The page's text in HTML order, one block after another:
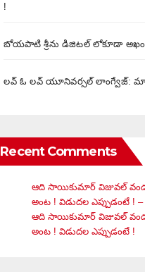
!
బోయపాటి శ్రీను డిజిటల్‌ లోకూడా అఖండ
లవ్ ఓ లవ్ యూనివర్సల్ లాంగ్వేజ్‌:
Recent Comments
ఆది సాయికుమార్ విజువ‌ల్
అంట ! విడుదల ఎప్పుడంటే ! –
ఆది సాయికుమార్ విజువ‌ల్
అంట ! విడుదల ఎప్పుడంటే !